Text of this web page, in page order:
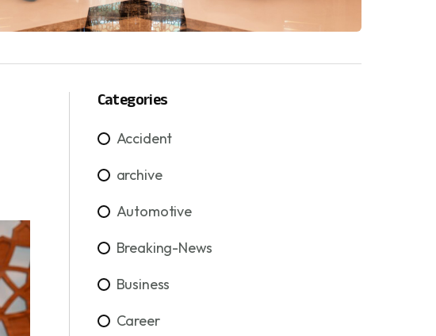
Categories
Accident
archive
Automotive
Breaking-News
Business
Career